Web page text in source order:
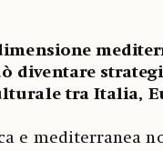
diventare
tra Italia,
e mediterranea